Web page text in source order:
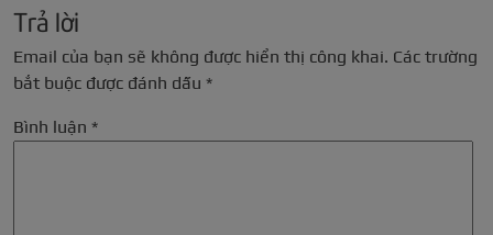
Trả lời
Email của bạn sẽ không được hiển thị công khai. Các trường
bắt buộc được đánh dấu *
Bình luận *